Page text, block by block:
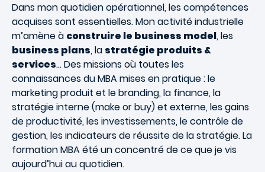
Dans mon quotidien opérationnel, les compétences
acquises sont essentielles. Mon activité industrielle
m’amène à construire le business model, les
business plans, la stratégie produits &
services... Des missions où toutes les
connaissances du MBA mises en pratique : le
marketing produit et le branding, la finance, la
stratégie interne (make or buy) et externe, les gains
de productivité, les investissements, le contrôle de
gestion, les indicateurs de réussite de la stratégie. La
formation MBA été un concentré de ce que je vis
aujourd’hui au quotidien.